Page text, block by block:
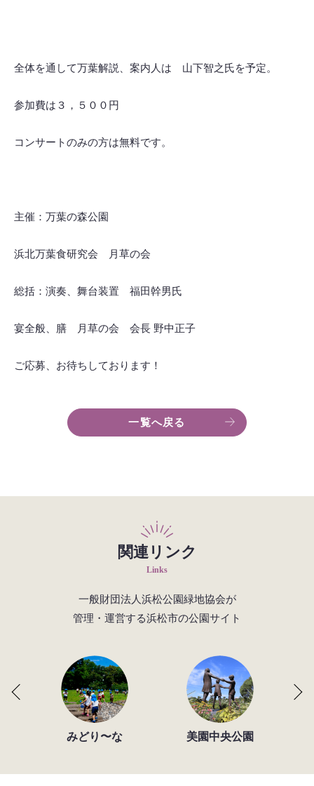
全体を通して万葉解説、案内人は 山下智之氏を予定。
参加費は３，５００円
コンサートのみの方は無料です。
主催：万葉の森公園
浜北万葉食研究会 月草の会
総括：演奏、舞台装置 福田幹男氏
宴全般、膳 月草の会 会長 野中正子
ご応募、お待ちしております！
一覧へ戻る
関連リンク
Links
一般財団法人浜松公園緑地協会が
管理・運営する浜松市の公園サイト
みどり〜な 美園中央公園